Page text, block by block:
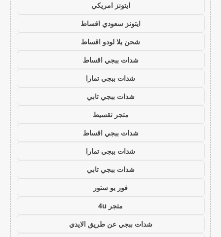
ايتونز امريكي
ايتونز سعودي اقساط
شحن يلا لودو اقساط
شدات ببجي اقساط
شدات ببجي تمارا
شدات ببجي تابي
متجر تقسيط
شدات ببجي اقساط
شدات ببجي تمارا
شدات ببجي تابي
فور يو ستور
متجر 4u
شدات ببجي عن طريق الايدي